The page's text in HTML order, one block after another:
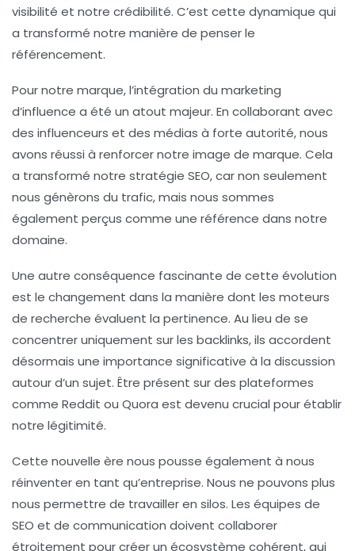
visibilité et notre crédibilité. C’est cette dynamique qui
a transformé notre manière de penser le
référencement.
Pour notre marque, l’intégration du marketing
d’influence a été un atout majeur. En collaborant avec
des influenceurs et des médias à forte autorité, nous
avons réussi à renforcer notre image de marque. Cela
a transformé notre stratégie SEO, car non seulement
nous génèrons du trafic, mais nous sommes
également perçus comme une référence dans notre
domaine.
Une autre conséquence fascinante de cette évolution
est le changement dans la manière dont les moteurs
de recherche évaluent la pertinence. Au lieu de se
concentrer uniquement sur les backlinks, ils accordent
désormais une importance significative à la discussion
autour d’un sujet. Être présent sur des plateformes
comme Reddit ou Quora est devenu crucial pour établir
notre légitimité.
Cette nouvelle ère nous pousse également à nous
réinventer en tant qu’entreprise. Nous ne pouvons plus
nous permettre de travailler en silos. Les équipes de
SEO et de communication doivent collaborer
étroitement pour créer un écosystème cohérent, qui